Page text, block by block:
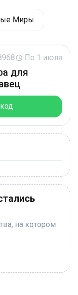
Миры
По 1 июля
для
на котором